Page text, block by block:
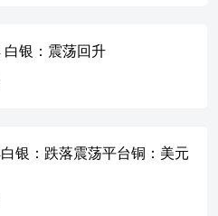
，过往表现不应作为日后的表现依
用不同假设和标准，采用不同观点
的情形下做出修改，投资者应当自
。 本报告中所指的研究服务可能
是否符合其特定状况。在任何情况
银：震荡回升
银：跌落震荡平台铜：美元